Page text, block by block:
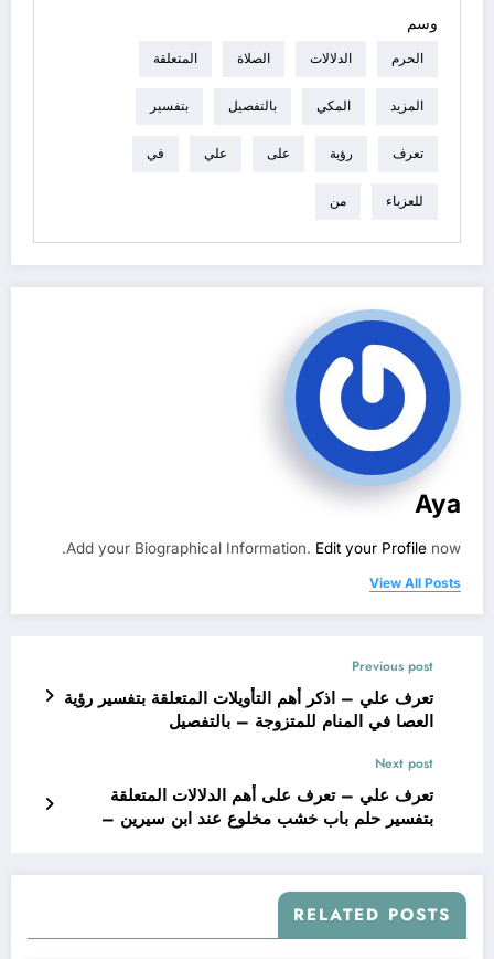
وسم
الحرم الدلالات الصلاة المتعلقة
المزيد المكي بالتفصيل بتفسير
تعرف رؤية على علي في
للعزباء من
Aya
Add your Biographical Information. Edit your Profile now.
View All Posts
Previous post
تعرف علي – اذكر أهم التأويلات المتعلقة بتفسير رؤية
العصا في المنام للمتزوجة – بالتفصيل
Next post
تعرف علي – تعرف على أهم الدلالات المتعلقة
بتفسير حلم باب خشب مخلوع عند ابن سيرين –
RELATED POSTS